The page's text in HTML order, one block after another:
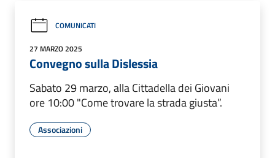
COMUNICATI
27 MARZO 2025
Convegno sulla Dislessia
Sabato 29 marzo, alla Cittadella dei Giovani
ore 10:00 "Come trovare la strada giusta”.
Associazioni